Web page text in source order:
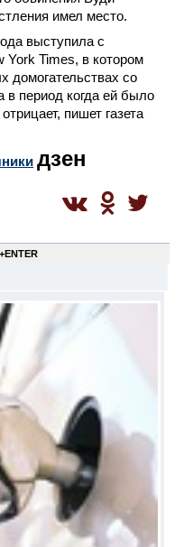
имел место.
выступила с
York Times, в котором
домогательствах со
в период когда ей было
пишет газета
дзен